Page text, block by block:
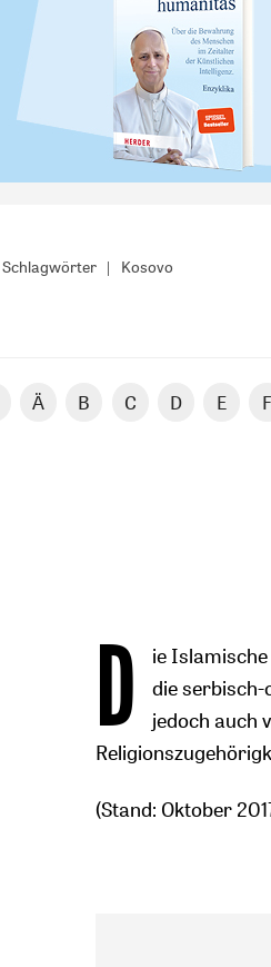
Schlagwörter Kosovo
Ä B C D E F
D
ie
die serbisch-
jedoch auch
(Stand: Oktober